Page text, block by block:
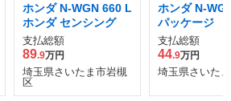
ホンダ N-WGN 660 L
ホンダ センシング
支払総額
89.9万円
埼玉県さいたま市岩槻
区
ホンダ N-
パッケージ
支払総額
44.9万円
埼玉県さいた